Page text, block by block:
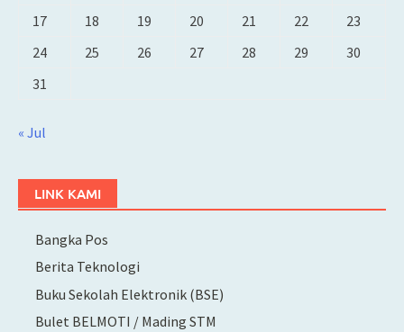
17
18 19 20 21 22
23
24
25 26 27 28 29
30
31
« Jul
LINK KAMI
Bangka Pos
Berita Teknologi
Buku Sekolah Elektronik (BSE)
Bulet BELMOTI / Mading STM